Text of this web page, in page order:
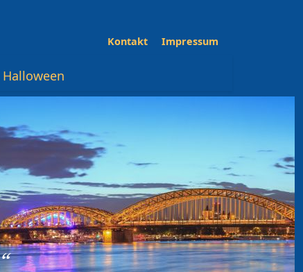
Kontakt Impressum
Halloween